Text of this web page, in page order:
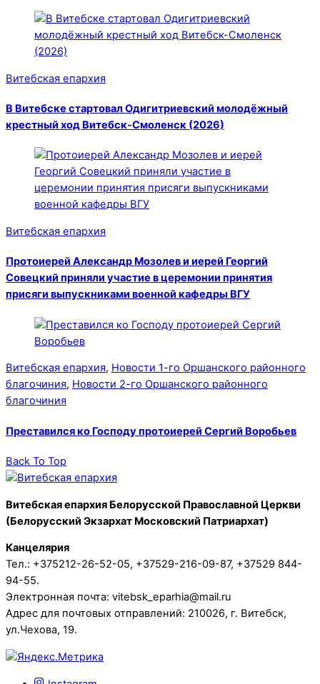
Витебская епархия
В Витебске стартовал Одигитриевский молодёжный
крестный ход Витебск-Смоленск (2026)
Витебская епархия
Протоиерей Александр Мозолев и иерей Георгий
Совецкий приняли участие в церемонии принятия
присяги выпускниками военной кафедры ВГУ
Витебская епархия, Новости 1-го Оршанского районного
благочиния, Новости 2-го Оршанского районного
благочиния
Преставился ко Господу протоиерей Сергий Воробьев
Back To Top
Витебская епархия Белорусской Православной Церкви
(Белорусский Экзархат Московский Патриархат)
Канцелярия
Тел.: +375212-26-52-05, +37529-216-09-87, +37529 844-
94-55.
Электронная почта: vitebsk_eparhia@mail.ru
Адрес для почтовых отправлений: 210026, г. Витебск,
ул.Чехова, 19.